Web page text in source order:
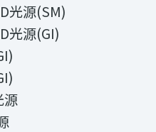
光源(SM)
光源(GI)